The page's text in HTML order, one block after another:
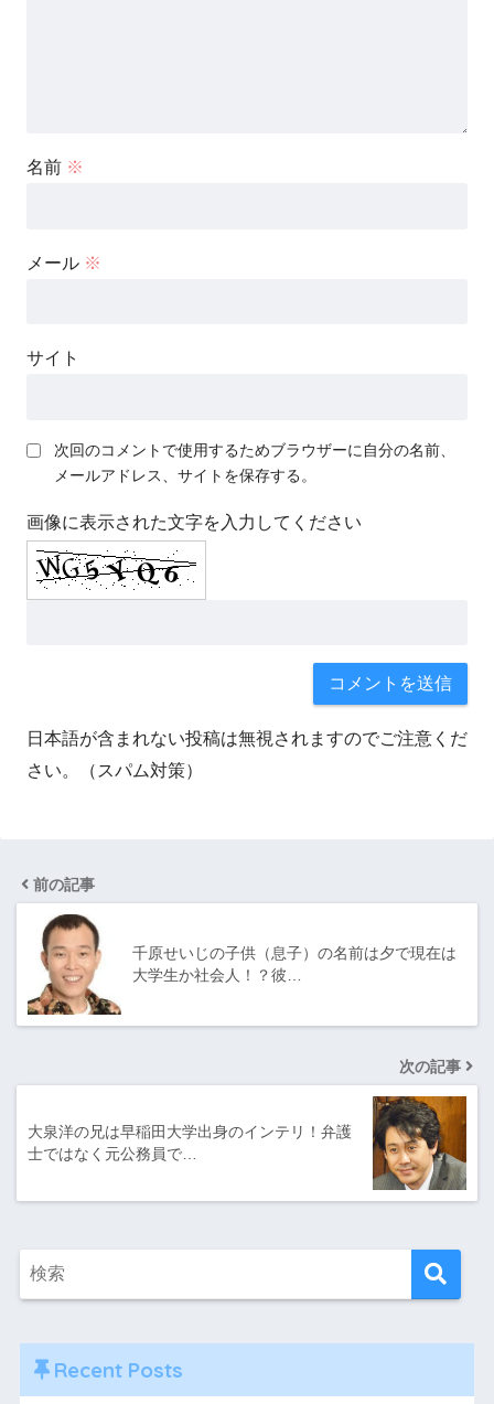
名前 ※
メール ※
サイト
次回のコメントで使用するためブラウザーに自分の名前、
メールアドレス、サイトを保存する。
画像に表示された文字を入力してください
日本語が含まれない投稿は無視されますのでご注意くだ
さい。（スパム対策）
前の記事
千原せいじの子供（息子）の名前は夕で現在は
大学生か社会人！？彼…
次の記事
大泉洋の兄は早稲田大学出身のインテリ！弁護
士ではなく元公務員で…
Recent Posts